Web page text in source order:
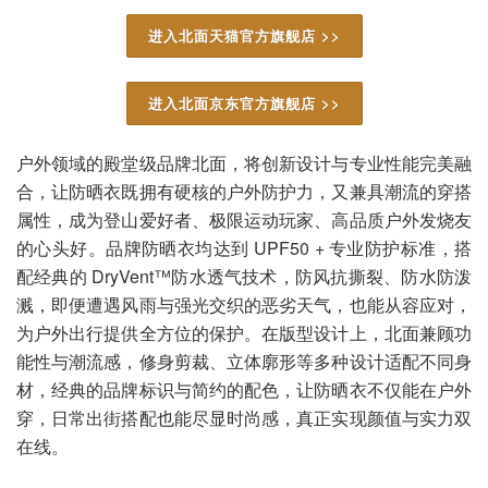
进入北面天猫官方旗舰店 >>
进入北面京东官方旗舰店 >>
户外领域的殿堂级品牌北面，将创新设计与专业性能完美融
合，让防晒衣既拥有硬核的户外防护力，又兼具潮流的穿搭
属性，成为登山爱好者、极限运动玩家、高品质户外发烧友
的心头好。品牌防晒衣均达到 UPF50 + 专业防护标准，搭
配经典的 DryVent™防水透气技术，防风抗撕裂、防水防泼
溅，即便遭遇风雨与强光交织的恶劣天气，也能从容应对，
为户外出行提供全方位的保护。在版型设计上，北面兼顾功
能性与潮流感，修身剪裁、立体廓形等多种设计适配不同身
材，经典的品牌标识与简约的配色，让防晒衣不仅能在户外
穿，日常出街搭配也能尽显时尚感，真正实现颜值与实力双
在线。